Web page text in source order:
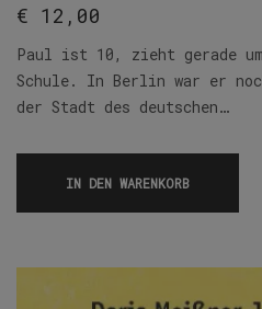
€ 12,00
Paul ist 10, zieht gerade
Schule. In Berlin war er
der Stadt des deutschen…
IN DEN WARENKORB